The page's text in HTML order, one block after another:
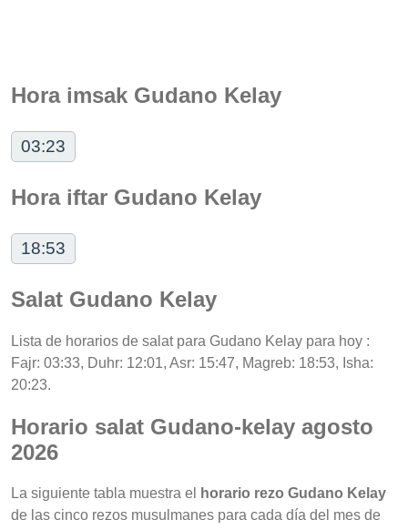
Hora imsak Gudano Kelay
03:23
Hora iftar Gudano Kelay
18:53
Salat Gudano Kelay
Lista de horarios de salat para Gudano Kelay para hoy :
Fajr: 03:33, Duhr: 12:01, Asr: 15:47, Magreb: 18:53, Isha:
20:23.
Horario salat Gudano-kelay agosto
2026
La siguiente tabla muestra el
horario rezo Gudano Kelay
de las cinco rezos musulmanes para cada día del mes de